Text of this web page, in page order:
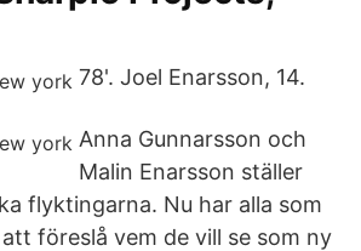
78'. Joel Enarsson, 14.
Anna Gunnarsson och
Malin Enarsson ställer
flyktingarna. Nu har alla som
föreslå vem de vill se som ny